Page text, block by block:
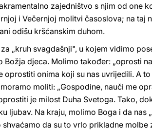
zajedništvo s njim od one
i Večernjoj molitvi časoslova; na taj
odišu kršćanskim duhom.
„kruh svagdašnji", u kojem vidimo
djeca. Molimo također: „oprosti
onima koji su nas uvrijedili. A
moliti: „Gospodine, nauči me
je milost Duha Svetoga. Tako,
ljubav. Na kraju, molimo Boga i da nas
da su to vrlo prikladne